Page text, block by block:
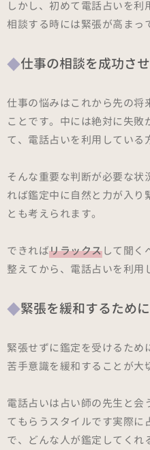
しかし、初めて電話占いを
相談する時には緊張が高まっ
仕事の相談を成功さ
仕事の悩みはこれから先の将
ことです。中には絶対に失
て、電話占いを利用している
そんな重要な判断が必要な状
れば鑑定中に自然と力が入り
とも考えられます。
できればリラックスして聞く
整えてから、電話占いを利用
緊張を緩和するため
緊張せずに鑑定を受けるため
苦手意識を緩和することが大
電話占いは占い師の先生と会
てもらうスタイルです実際に
で、どんな人が鑑定してくれ